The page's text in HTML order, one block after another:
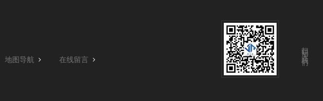
地图导航 在线留言
扫码关注我们